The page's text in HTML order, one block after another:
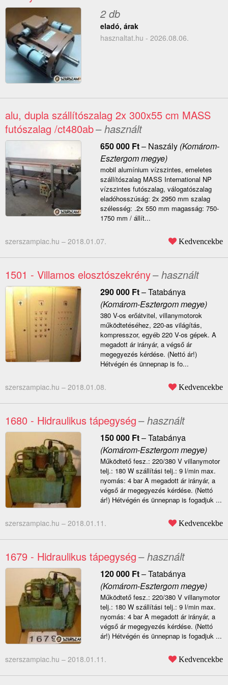
2 db
eladó, árak
hasznaltat.hu - 2026.08.06.
alu, dupla szállítószalag 2x 300x55 cm MASS
futószalag /ct480ab– használt
650 000 Ft– Naszály(Komárom-
Esztergom megye)
mobil alumínium vízszintes, emeletes
szállítószalag MASS International NP
vízszintes futószalag, válogatószalag
eladóhosszúság: 2x 2950 mm szalag
szélesség: .2x 550 mm magasság: 750-
1750 mm / állít...
szerszampiac.hu – 2018.01.07. Kedvencekbe
1501 - Villamos elosztószekrény– használt
290 000 Ft–Tatabánya
(Komárom-Esztergom megye)
380 V-os erőátvitel, villanymotorok
működtetéséhez, 220-as világítás,
kompresszor, egyéb 220 V-os gépek. A
megadott ár irányár, a végső ár
megegyezés kérdése. (Nettó ár!)
Hétvégén és ünnepnap is fo...
szerszampiac.hu – 2018.01.08. Kedvencekbe
1680 - Hidraulikus tápegység– használt
150 000 Ft–Tatabánya
(Komárom-Esztergom megye)
Működtető fesz.: 220/380 V villanymotor
telj.: 180 W szállítási telj.: 9 l/min max.
nyomás: 4 bar A megadott ár irányár, a
végső ár megegyezés kérdése. (Nettó
ár!) Hétvégén és ünnepnap is fogadjuk ...
szerszampiac.hu – 2018.01.11. Kedvencekbe
1679 - Hidraulikus tápegység– használt
120 000 Ft–Tatabánya
(Komárom-Esztergom megye)
Működtető fesz.: 220/380 V villanymotor
telj.: 180 W szállítási telj.: 9 l/min max.
nyomás: 4 bar A megadott ár irányár, a
végső ár megegyezés kérdése. (Nettó
ár!) Hétvégén és ünnepnap is fogadjuk ...
szerszampiac.hu – 2018.01.11. Kedvencekbe